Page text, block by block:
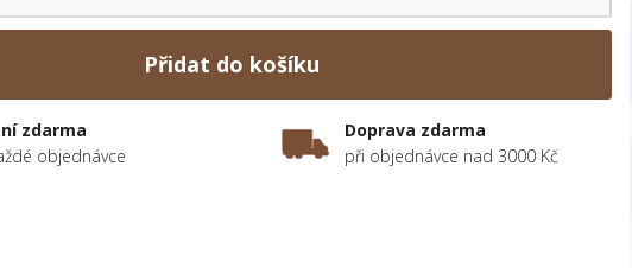
Přidat do košíku
zdarma
objednávce
Doprava zdarma
při objednávce nad 3000 Kč